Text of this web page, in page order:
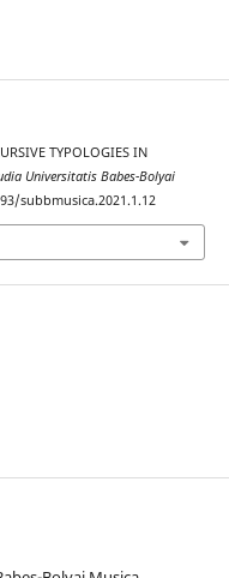
TYPOLOGIES IN
Universitatis Babes-Bolyai
subbmusica.2021.1.12